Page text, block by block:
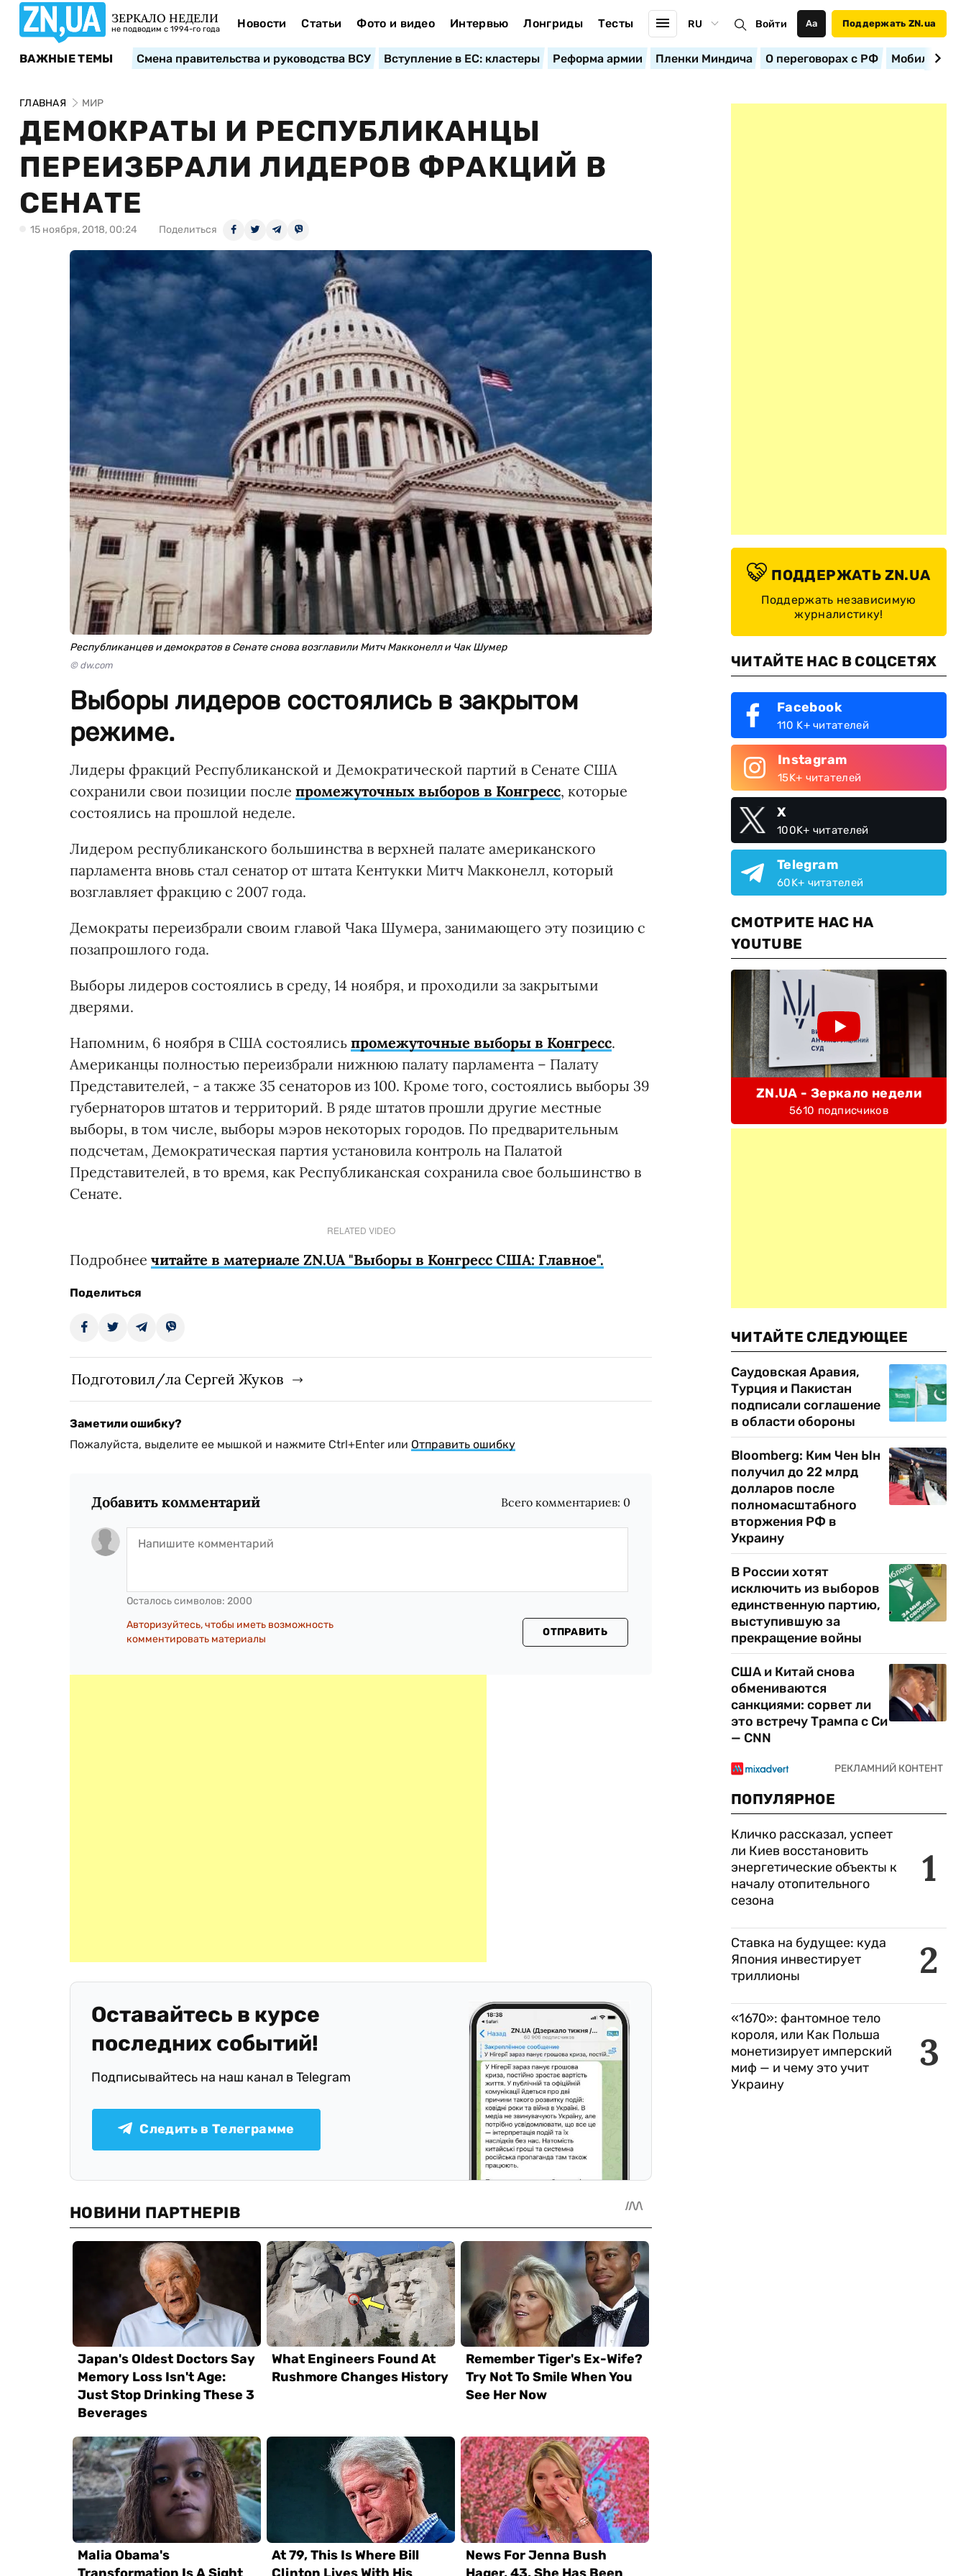
ЗЕРКАЛО НЕДЕЛИ
не подводим с 1994-го года Новости Статьи Фото и видео Интервью Лонгриды Тесты RU Войти Аа Поддержать ZN.ua
ВАЖНЫЕ ТЕМЫ Смена правительства и руководства ВСУ Вступление в ЕС: кластеры Реформа армии Пленки Миндича О переговорах с РФ
ГЛАВНАЯ МИР
ДЕМОКРАТЫ И РЕСПУБЛИКАНЦЫ
ПЕРЕИЗБРАЛИ ЛИДЕРОВ ФРАКЦИЙ В
СЕНАТЕ
15 ноября, 2018, 00:24 Поделиться
Республиканцев и демократов в Сенате снова возглавили Митч Макконелл и Чак Шумер
© dw.com
Выборы лидеров состоялись в закрытом
режиме.
Лидеры фракций Республиканской и Демократической партий в Сенате США
сохранили свои позиции после промежуточных выборов в Конгресс, которые
состоялись на прошлой неделе.
Лидером республиканского большинства в верхней палате американского
парламента вновь стал сенатор от штата Кентукки Митч Макконелл, который
возглавляет фракцию с 2007 года.
Демократы переизбрали своим главой Чака Шумера, занимающего эту позицию с
позапрошлого года.
Выборы лидеров состоялись в среду, 14 ноября, и проходили за закрытыми
дверями.
Напомним, 6 ноября в США состоялись промежуточные выборы в Конгресс.
Американцы полностью переизбрали нижнюю палату парламента – Палату
Представителей, - а также 35 сенаторов из 100. Кроме того, состоялись выборы 39
губернаторов штатов и территорий. В ряде штатов прошли другие местные
выборы, в том числе, выборы мэров некоторых городов. По предварительным
подсчетам, Демократическая партия установила контроль на Палатой
Представителей, в то время, как Республиканская сохранила свое большинство в
Сенате.
RELATED VIDEO
Подробнее читайте в материале ZN.UA "Выборы в Конгресс США: Главное".
Поделиться
Подготовил/ла Сергей Жуков
Заметили ошибку?
Пожалуйста, выделите ее мышкой и нажмите Ctrl+Enter или Отправить ошибку
Добавить комментарий Всего комментариев: 0
Осталось символов: 2000
Авторизуйтесь, чтобы иметь возможность
комментировать материалы
ОТПРАВИТЬ
Оставайтесь в курсе
последних событий!
Подписывайтесь на наш канал в Telegram
Следить в Телеграмме
ПОДДЕРЖАТЬ ZN.UA
Поддержать независимую
журналистику!
ЧИТАЙТЕ НАС В СОЦСЕТЯХ
Facebook
110 K+ читателей
Instagram
15K+ читателей
X
100K+ читателей
Telegram
60K+ читателей
СМОТРИТЕ НАС НА
YOUTUBE
ZN.UA - Зеркало недели
5610 подписчиков
ЧИТАЙТЕ СЛЕДУЮЩЕЕ
Саудовская Аравия,
Турция и Пакистан
подписали соглашение
в области обороны
Bloomberg: Ким Чен Ын
получил до 22 млрд
долларов после
полномасштабного
вторжения РФ в
Украину
В России хотят
исключить из выборов
единственную партию,
выступившую за
прекращение войны
США и Китай снова
обмениваются
санкциями: сорвет ли
это встречу Трампа с Си
— CNN
ПОПУЛЯРНОЕ
1
Кличко рассказал, успеет
ли Киев восстановить
энергетические объекты к
началу отопительного
сезона
2
Ставка на будущее: куда
Япония инвестирует
триллионы
3
«1670»: фантомное тело
короля, или Как Польша
монетизирует имперский
миф — и чему это учит
Украину